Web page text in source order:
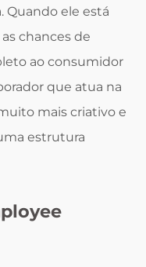
ele está
chances de
ao consumidor
que atua na
mais criativo e
estrutura